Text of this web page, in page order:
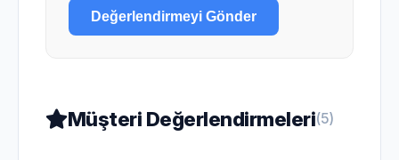
Değerlendirmeyi Gönder
Müşteri Değerlendirmeleri(5)